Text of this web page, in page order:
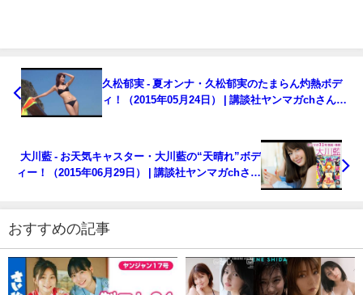
久松郁実 - 夏オンナ・久松郁実のたまらん灼熱ボデ
ィ！（2015年05月24日） | 講談社ヤンマガchさんよ
大川藍 - お天気キャスター・大川藍の“天晴れ”ボデ
ィー！（2015年06月29日） | 講談社ヤンマガchさん
おすすめの記事